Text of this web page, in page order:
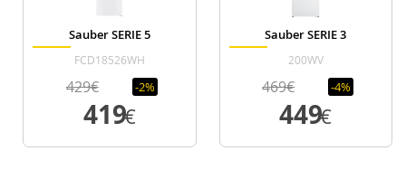
Sauber SERIE 5
FCD18526WH
429€ -2%
419
€
Sauber SERIE 3
200WV
469€ -4%
449
€